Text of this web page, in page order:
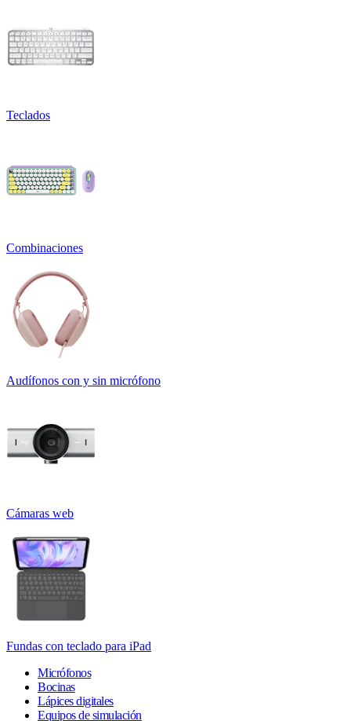
Teclados
Combinaciones
Audífonos con y sin micrófono
Cámaras web
Fundas con teclado para iPad
Micrófonos
Bocinas
Lápices digitales
Equipos de simulación